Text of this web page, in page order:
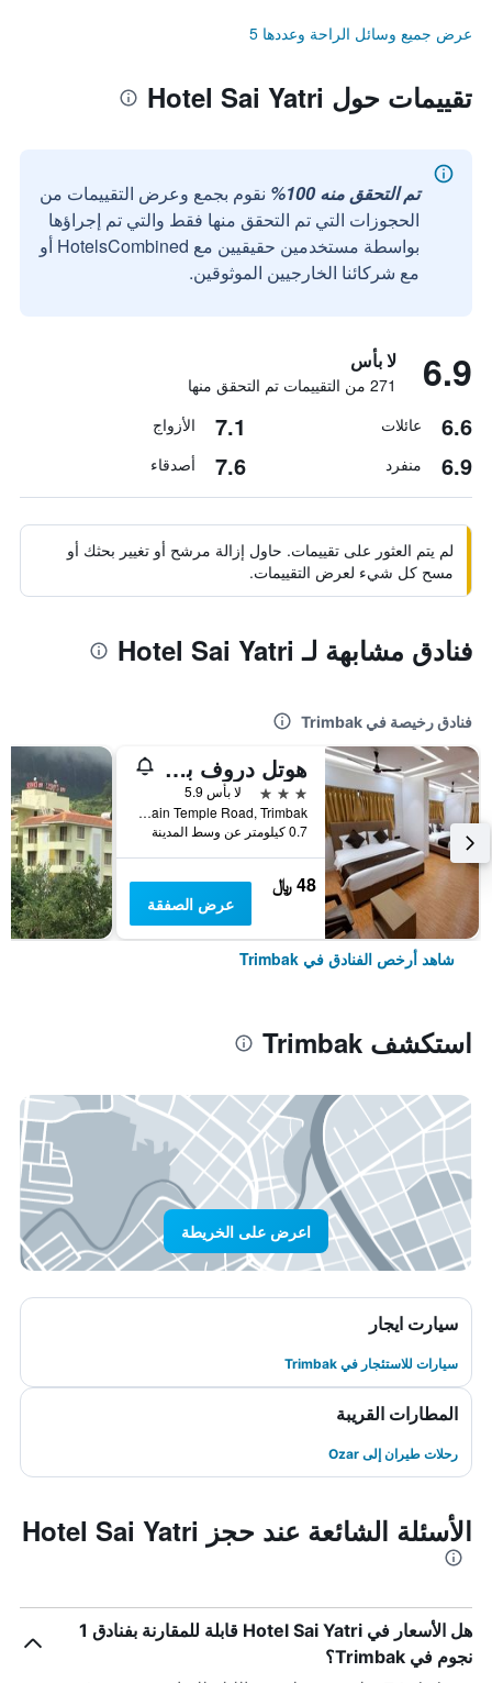
عرض جميع وسائل الراحة وعددها 5
تقييمات حول Hotel Sai Yatri
تم التحقق منه 100%
نقوم بجمع وعرض التقييمات من
الحجوزات التي تم التحقق منها فقط والتي تم إجراؤها
بواسطة مستخدمين حقيقيين مع HotelsCombined أو
مع شركائنا الخارجيين الموثوقين.
6.9 لا بأس
271 من التقييمات تم التحقق منها
6.6 عائلات 7.1 الأزواج
6.9 منفرد 7.6 أصدقاء
لم يتم العثور على تقييمات. حاول إزالة مرشح أو تغيير بحثك أو
مسح كل شيء لعرض التقييمات.
فنادق مشابهة لـ Hotel Sai Yatri
فنادق رخيصة في Trimbak
هوتل دروف بالاس
3 نجوم
لا بأس 5.9
Shri Krushna Colony Main Temple Road, Trimbak, الهند
0.7 كيلومتر عن وسط المدينة
48 ﷼
عرض الصفقة
شاهد أرخص الفنادق في Trimbak
استكشف Trimbak
اعرض على الخريطة
سيارت ايجار
سيارات للاستئجار في Trimbak
المطارات القريبة
رحلات طيران إلى Ozar
الأسئلة الشائعة عند حجز Hotel Sai Yatri
هل الأسعار في Hotel Sai Yatri قابلة للمقارنة بفنادق 1
نجوم في Trimbak؟